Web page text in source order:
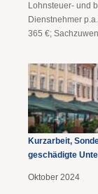
Lohnsteuer- und
Dienstnehmer
365 €;
Kurzarbeit,
geschädigte
Oktober 2024